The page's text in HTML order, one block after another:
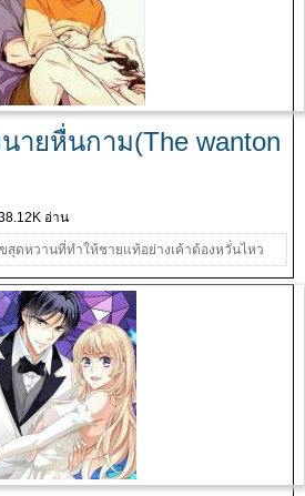
ายหื่นกาม(The wanton
อ่าน
สุดหวานที่ทำให้ชายแท้อย่างเค้าต้องหวั่นไหว